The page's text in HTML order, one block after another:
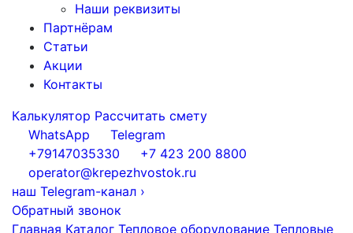
Наши реквизиты
Партнёрам
Статьи
Акции
Контакты
Калькулятор Рассчитать смету
WhatsApp
Telegram
+79147035330
+7 423 200 8800
operator@krepezhvostok.ru
наш Telegram-канал ›
Обратный звонок
Главная Каталог Тепловое оборудование Тепловые